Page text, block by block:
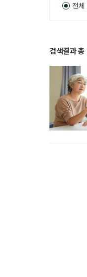
전체
검색결과 총